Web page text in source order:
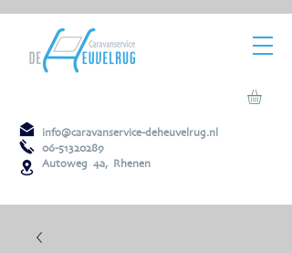
info@caravanservice-deheuvelrug.nl
06-51320289
Autoweg 4a, Rhenen